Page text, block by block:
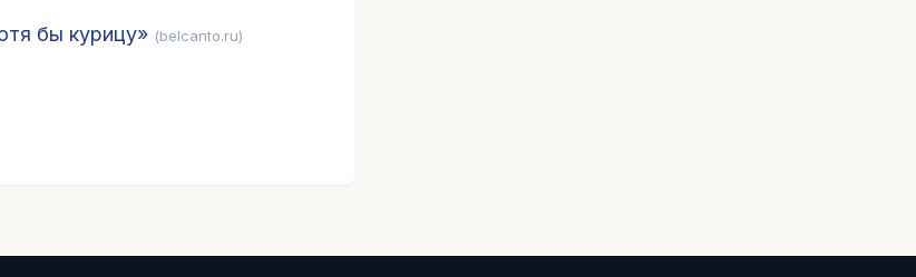
бы курицу» (belcanto.ru)